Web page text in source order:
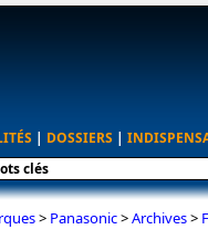
| DOSSIERS |
> Panasonic>Archives>